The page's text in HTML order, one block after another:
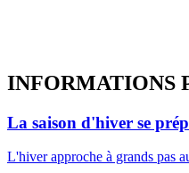
INFORMATIONS
La saison d'hiver se
L'hiver approche à grands pas